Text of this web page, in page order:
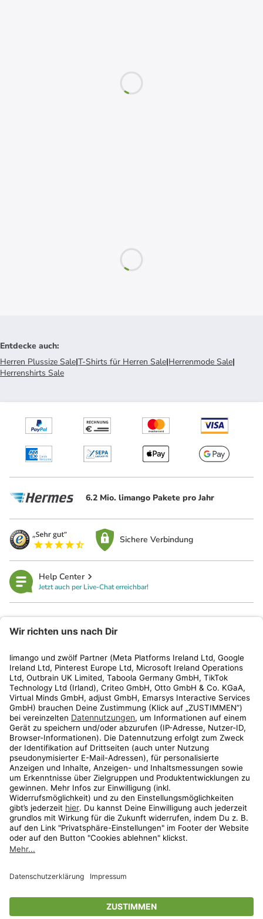
Entdecke auch:
Herren Plussize Sale|T-Shirts für Herren Sale|Herrenmode Sale|
Herrenshirts Sale
6.2 Mio. limango Pakete pro Jahr
Sichere Verbindung
Help Center
Jetzt auch per Live-Chat erreichbar!
Kundenservice
Shop
Aktionen
Travel